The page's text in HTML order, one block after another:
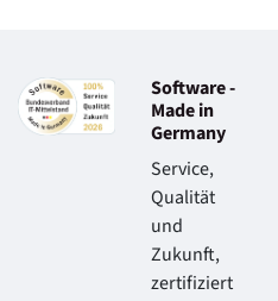
Software -
Made in
Germany
Service,
Qualität
und
Zukunft,
zertifiziert